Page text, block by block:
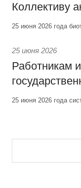
Коллективу
25 июня 2026 года
25 июня 2026
Работникам
25 июня 2026 года